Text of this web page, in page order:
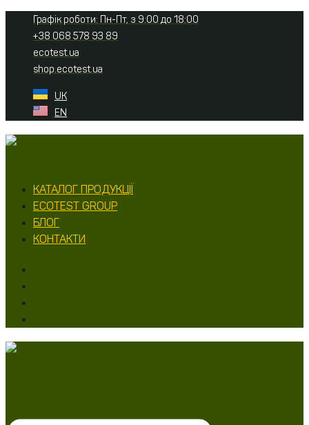
Перейти
вмісту
Графік роботи: Пн-Пт, з 9:00 до 18:00
+38 068 578 93 89
ecotest.ua
shop.ecotest.ua
UK
EN
КАТАЛОГ ПРОДУКЦІЇ
ECOTEST GROUP
БЛОГ
КОНТАКТИ